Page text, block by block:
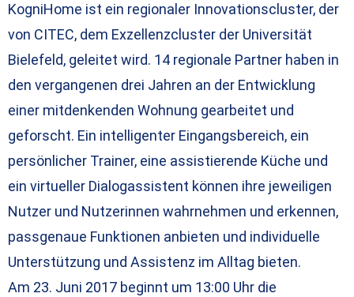
KogniHome ist ein regionaler Innovationscluster, der
von CITEC, dem Exzellenzcluster der Universität
Bielefeld, geleitet wird. 14 regionale Partner haben in
den vergangenen drei Jahren an der Entwicklung
einer mitdenkenden Wohnung gearbeitet und
geforscht. Ein intelligenter Eingangsbereich, ein
persönlicher Trainer, eine assistierende Küche und
ein virtueller Dialogassistent können ihre jeweiligen
Nutzer und Nutzerinnen wahrnehmen und erkennen,
passgenaue Funktionen anbieten und individuelle
Unterstützung und Assistenz im Alltag bieten.
Am 23. Juni 2017 beginnt um 13:00 Uhr die